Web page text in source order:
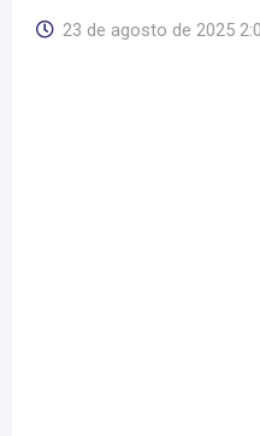
23 de agosto de 2025